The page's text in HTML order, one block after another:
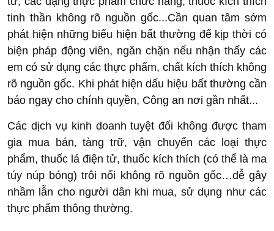
tinh thần không rõ nguồn gốc...Cần quan tâm sớm
phát hiện những biểu hiện bất thường để kịp thời có
biện pháp động viên, ngăn chặn nếu nhận thấy các
em có sử dụng các thực phẩm, chất kích thích không
rõ nguồn gốc. Khi phát hiện dấu hiệu bất thường cần
báo ngay cho chính quyền, Công an nơi gần nhất...
Các dịch vụ kinh doanh tuyệt đối không được tham
gia mua bán, tàng trữ, vận chuyển các loại thực
phẩm, thuốc lá điện tử, thuốc kích thích (có thể là ma
túy núp bóng) trôi nổi không rõ nguồn gốc…dễ gây
nhầm lẫn cho người dân khi mua, sử dụng như các
thực phẩm thông thường.